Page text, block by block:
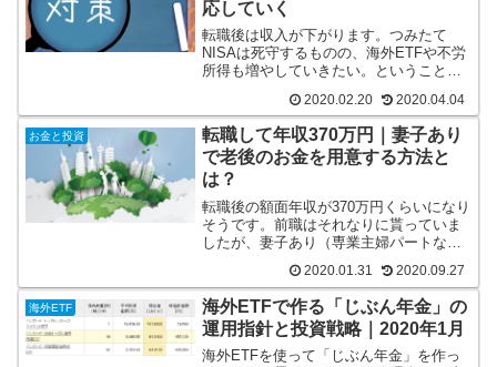
応していく
転職後は収入が下がります。つみたて
NISAは死守するものの、海外ETFや不労
所得も増やしていきたい。ということ
いきたいと思っています。
2020.02.20 2020.04.04
お金と投資
転職して年収370万円｜妻子あり
で老後のお金を用意する方法と
は？
転職後の額面年収が370万円くらいになり
そうです。前職はそれなりに貰っていま
したが、妻子あり（専業主婦パートな
うかと自分の頭を整理しました。めどは
たっているので記事にてご紹介をしま
す。
2020.01.31 2020.09.27
海外ETF
海外ETFで作る「じぶん年金」の
運用指針と投資戦略｜2020年1月
海外ETFを使って「じぶん年金」を作っ